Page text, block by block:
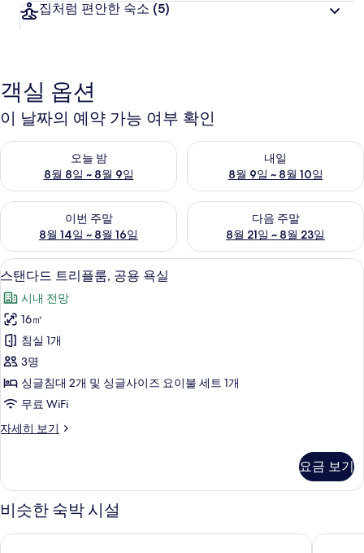
집처럼 편안한 숙소 (5)
객실 옵션
이 날짜의 예약 가능 여부 확인
오늘 밤
8월 8일 ~ 8월 9일
오늘 밤 예약 가능 여부 확인, 8월 8일 ~ 8월 9일
내일
8월 9일 ~ 8월 10일
내일 예약 가능 여부 확인, 8월
이번 주말
8월 14일 ~ 8월 16일
이번 주말 예약 가능 여부 확인, 8월 14일 ~ 8월 16일
다음 주말
8월 21일 ~ 8월 23일
다음 주말 예약 가능 여부 확인
스
탠
다
드
트
리
플
공
욕
실
사
진
스탠다드 트리플룸, 공용 욕실 | 암막
2
스탠다드 트리플룸, 공용 욕실
시내 전망
16㎡
침실 1개
3명
싱글침대 2개 및 싱글사이즈 요이불 세트 1개
무료 WiFi
자세히 보기
스
트
리
플
룸,
공
요금 보기
비슷한 숙박 시설
호텔 이시가키지마 2020 미스터 .